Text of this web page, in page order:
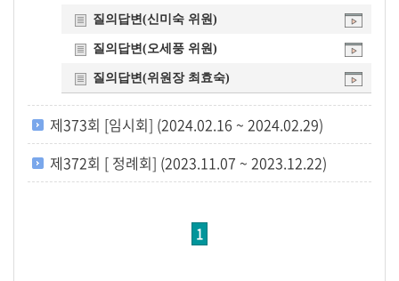
질의답변(신미숙 위원)
질의답변(오세풍 위원)
질의답변(위원장 최효숙)
제373회 [임시회] (2024.02.16 ~ 2024.02.29)
제372회 [ 정례회] (2023.11.07 ~ 2023.12.22)
1